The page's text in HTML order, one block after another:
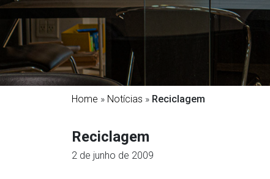
Home » Notícias » Reciclagem
Reciclagem
2 de junho de 2009